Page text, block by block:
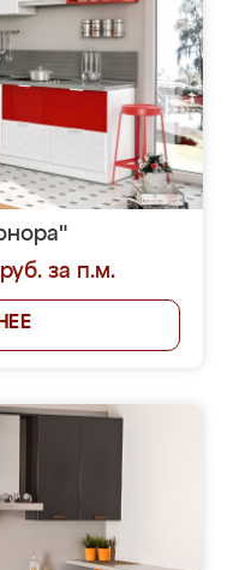
за п.м.